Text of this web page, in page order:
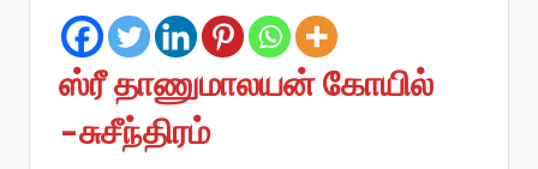
ஸ்ரீ தாணுமாலயன் கோயில்
-சுசீந்திரம்